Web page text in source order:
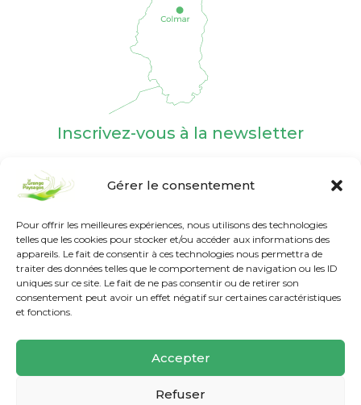
Gérer le consentement
Pour offrir les meilleures expériences, nous utilisons des technologies
telles que les cookies pour stocker et/ou accéder aux informations des
appareils. Le fait de consentir à ces technologies nous permettra de
traiter des données telles que le comportement de navigation ou les ID
uniques sur ce site. Le fait de ne pas consentir ou de retirer son
consentement peut avoir un effet négatif sur certaines caractéristiques
et fonctions.
Accepter
Refuser
Inscrivez-vous à la newsletter
Nos labels et agréments